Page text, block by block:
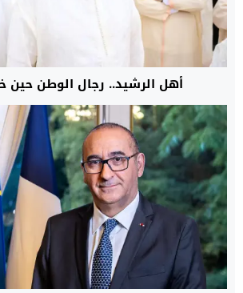
أهل الرشيد.. رجال الوطن حين